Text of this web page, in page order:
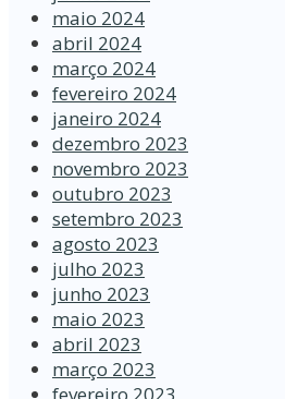
maio 2024
abril 2024
março 2024
fevereiro 2024
janeiro 2024
dezembro 2023
novembro 2023
outubro 2023
setembro 2023
agosto 2023
julho 2023
junho 2023
maio 2023
abril 2023
março 2023